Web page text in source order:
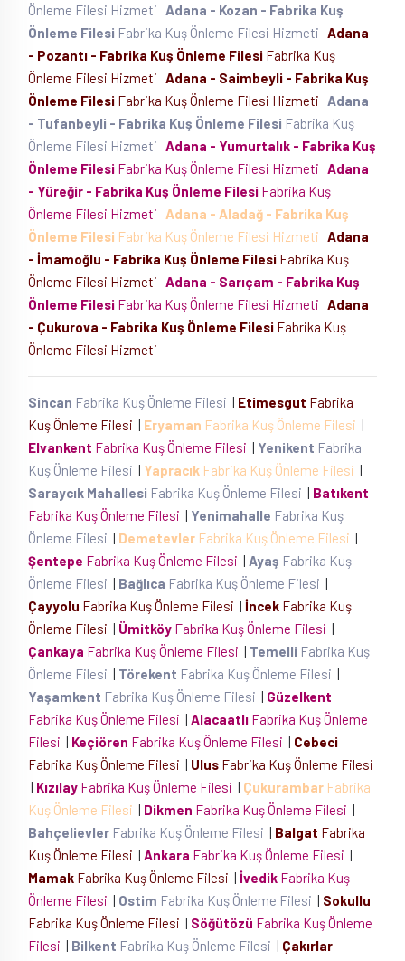
Önleme Filesi Hizmeti Adana - Kozan - Fabrika Kuş
Önleme Filesi Fabrika Kuş Önleme Filesi Hizmeti Adana
- Pozantı - Fabrika Kuş Önleme Filesi Fabrika Kuş
Önleme Filesi Hizmeti Adana - Saimbeyli - Fabrika Kuş
Önleme Filesi Fabrika Kuş Önleme Filesi Hizmeti Adana
- Tufanbeyli - Fabrika Kuş Önleme Filesi Fabrika Kuş
Önleme Filesi Hizmeti Adana - Yumurtalık - Fabrika Kuş
Önleme Filesi Fabrika Kuş Önleme Filesi Hizmeti Adana
- Yüreğir - Fabrika Kuş Önleme Filesi Fabrika Kuş
Önleme Filesi Hizmeti
Adana - Aladağ - Fabrika Kuş
Önleme Filesi Fabrika Kuş Önleme Filesi Hizmeti Adana
- İmamoğlu - Fabrika Kuş Önleme Filesi Fabrika Kuş
Önleme Filesi Hizmeti Adana - Sarıçam - Fabrika Kuş
Önleme Filesi Fabrika Kuş Önleme Filesi Hizmeti Adana
- Çukurova - Fabrika Kuş Önleme Filesi Fabrika Kuş
Önleme Filesi Hizmeti
Sincan Fabrika Kuş Önleme Filesi | Etimesgut Fabrika
Kuş Önleme Filesi | Eryaman Fabrika Kuş Önleme Filesi |
Elvankent Fabrika Kuş Önleme Filesi | Yenikent Fabrika
Kuş Önleme Filesi | Yapracık Fabrika Kuş Önleme Filesi |
Saraycık Mahallesi Fabrika Kuş Önleme Filesi | Batıkent
Fabrika Kuş Önleme Filesi | Yenimahalle Fabrika Kuş
Önleme Filesi | Demetevler Fabrika Kuş Önleme Filesi |
Şentepe Fabrika Kuş Önleme Filesi | Ayaş Fabrika Kuş
Önleme Filesi | Bağlıca Fabrika Kuş Önleme Filesi |
Çayyolu Fabrika Kuş Önleme Filesi | İncek Fabrika Kuş
Önleme Filesi | Ümitköy Fabrika Kuş Önleme Filesi |
Çankaya Fabrika Kuş Önleme Filesi | Temelli Fabrika Kuş
Önleme Filesi | Törekent Fabrika Kuş Önleme Filesi |
Yaşamkent Fabrika Kuş Önleme Filesi | Güzelkent
Fabrika Kuş Önleme Filesi | Alacaatlı Fabrika Kuş Önleme
Filesi | Keçiören Fabrika Kuş Önleme Filesi | Cebeci
Fabrika Kuş Önleme Filesi | Ulus Fabrika Kuş Önleme Filesi
| Kızılay Fabrika Kuş Önleme Filesi | Çukurambar Fabrika
Kuş Önleme Filesi | Dikmen Fabrika Kuş Önleme Filesi |
Bahçelievler Fabrika Kuş Önleme Filesi | Balgat Fabrika
Kuş Önleme Filesi | Ankara Fabrika Kuş Önleme Filesi |
Mamak Fabrika Kuş Önleme Filesi | İvedik Fabrika Kuş
Önleme Filesi | Ostim Fabrika Kuş Önleme Filesi | Sokullu
Fabrika Kuş Önleme Filesi | Söğütözü Fabrika Kuş Önleme
Filesi | Bilkent Fabrika Kuş Önleme Filesi | Çakırlar